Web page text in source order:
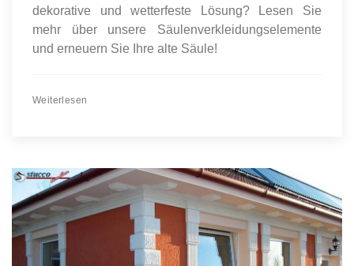
dekorative und wetterfeste Lösung? Lesen Sie
mehr über unsere Säulenverkleidungselemente
und erneuern Sie Ihre alte Säule!
Weiterlesen